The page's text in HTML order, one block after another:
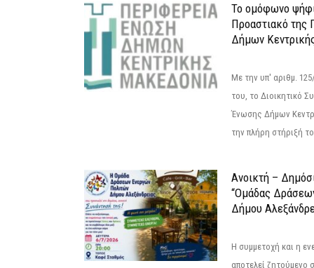
Το ομόφωνο
Προαστιακό της
Δήμων
Με την υπ' αριθμ.
του, το Διοικητικό
Ένωσης Δήμων
την πλήρη στήριξή
Ανοικτή –
“Ομάδας
Δήμου
Η συμμετοχή και η
αποτελεί ζητούμενο